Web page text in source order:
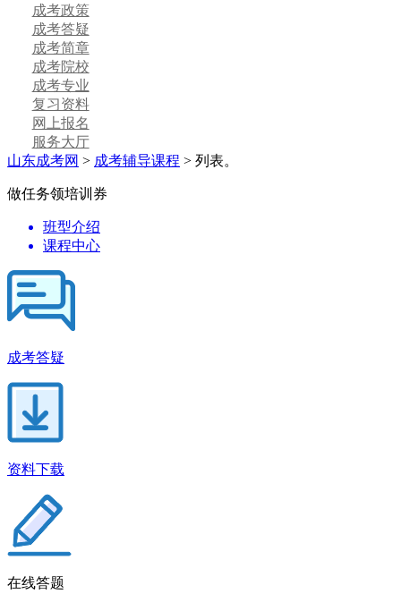
成考政策
成考答疑
成考简章
成考院校
成考专业
复习资料
网上报名
服务大厅
山东成考网 > 成考辅导课程 > 列表。
做任务领培训券
班型介绍
课程中心
成考答疑
资料下载
在线答题